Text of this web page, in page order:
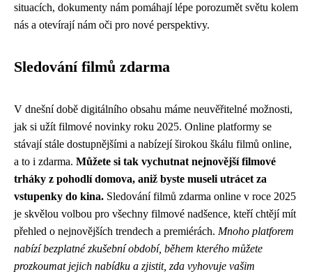
situacích, dokumenty nám pomáhají lépe porozumět světu kolem
nás a otevírají nám oči pro nové perspektivy.
Sledování filmů zdarma
V dnešní době digitálního obsahu máme neuvěřitelné možnosti,
jak si užít filmové novinky roku 2025. Online platformy se
stávají stále dostupnějšími a nabízejí širokou škálu filmů online,
a to i zdarma. Můžete si tak vychutnat nejnovější filmové
trháky z pohodlí domova, aniž byste museli utrácet za
vstupenky do kina. Sledování filmů zdarma online v roce 2025
je skvělou volbou pro všechny filmové nadšence, kteří chtějí mít
přehled o nejnovějších trendech a premiérách. Mnoho platforem
nabízí bezplatné zkušební období, během kterého můžete
prozkoumat jejich nabídku a zjistit, zda vyhovuje vašim